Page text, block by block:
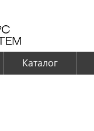
Каталог